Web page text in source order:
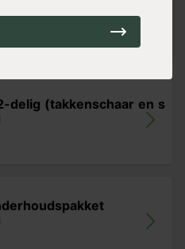
delig (takkenschaar en s